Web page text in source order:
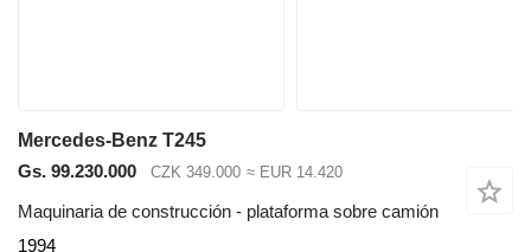
Mercedes-Benz T245
Gs. 99.230.000
CZK 349.000 ≈ EUR 14.420
Maquinaria de construcción - plataforma sobre camión
1994